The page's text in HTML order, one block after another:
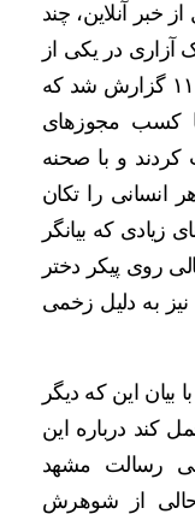
از خبر آنلاین، چند
آزاری در یکی از
منازل بولوار رسالت مشهد به پلیس۱۱۰ گزارش شد که
کسب مجوزهای
و با صحنه
انسانی را تکان
زیادی که بیانگر
روی پیکر دختر
به دلیل زخمی
جوان با بیان این که دیگر
کند درباره این
رسالت مشهد
قبل در حالی از شوهرش